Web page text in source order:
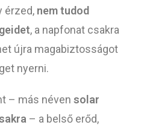
érzed, nem tudod
, a napfonat csakra
újra magabiztosságot
nyerni.
– más névensolar
– a belső erőd,